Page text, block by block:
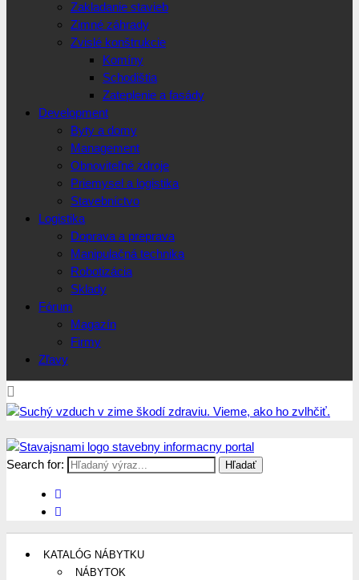
Zakladanie stavieb
Zimné záhrady
Zvislé konštrukcie
Komíny
Schodištia
Zateplenie a fasády
Development
Byty a domy
Management
Obnoviteľné zdroje
Priemysel a logistika
Stavebníctvo
Logistika
Doprava a preprava
Manipulačná technika
Robotizácia
Sklady
Fórum
Magazín
Firmy
Zľavy
Stavajsnami.sk
Stavebníctvo, stavby, byty, domy a všetko o nich
Search for:
KATALÓG NÁBYTKU
NÁBYTOK